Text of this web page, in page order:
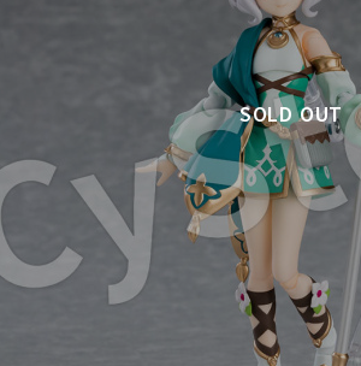
SOLD OUT